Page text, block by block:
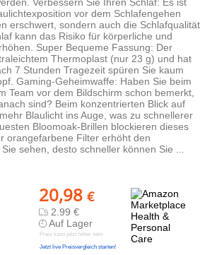
vor dem Schlafengehen
erschwert, sondern auch die Schlafqualität
kann das Risiko für körperliche und
Super Bequeme Fassung: Der
Thermoplast (nur 23 g) und hat
7 Stunden Tragezeit spüren Sie kaum
Gaming-Geheimwaffe: Haben Sie beim
Team vor dem Bildschirm schon bemerkt,
sind? Beim konzentrierten Blick auf
Blaulicht ins Auge, was zu schnellerer
Bloomoak-Brillen blockieren dieses
orangefarbene Filter erhöht den
sehen, desto schneller können Sie ...
20,98 €
2.99 €
Auf Lager
Preis kann jetzt höher sein
Jetzt live Preisvergleich starten!